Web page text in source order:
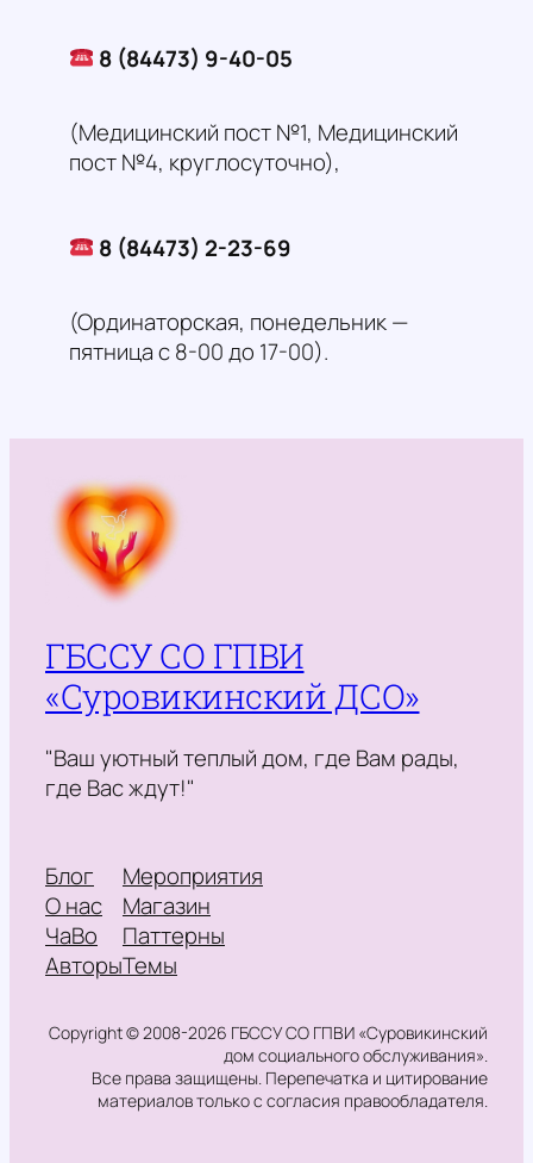
8 (84473) 9-40-05
(Медицинский пост №1, Медицинский
пост №4, круглосуточно),
8 (84473) 2-23-69
(Ординаторская, понедельник —
пятница с 8-00 до 17-00).
ГБССУ СО ГПВИ
«Суровикинский ДСО»
"Ваш уютный теплый дом, где Вам рады,
где Вас ждут!"
Блог
О нас
ЧаВо
Авторы
Мероприятия
Магазин
Паттерны
Темы
Copyright © 2008-2026 ГБССУ СО ГПВИ «Суровикинский
дом социального обслуживания».
Все права защищены. Перепечатка и цитирование
материалов только с согласия правообладателя.